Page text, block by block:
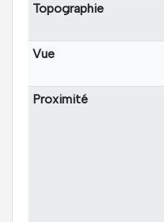
Topographie
Vue
Proximité